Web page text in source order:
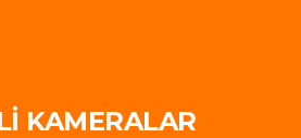
KAMERALAR